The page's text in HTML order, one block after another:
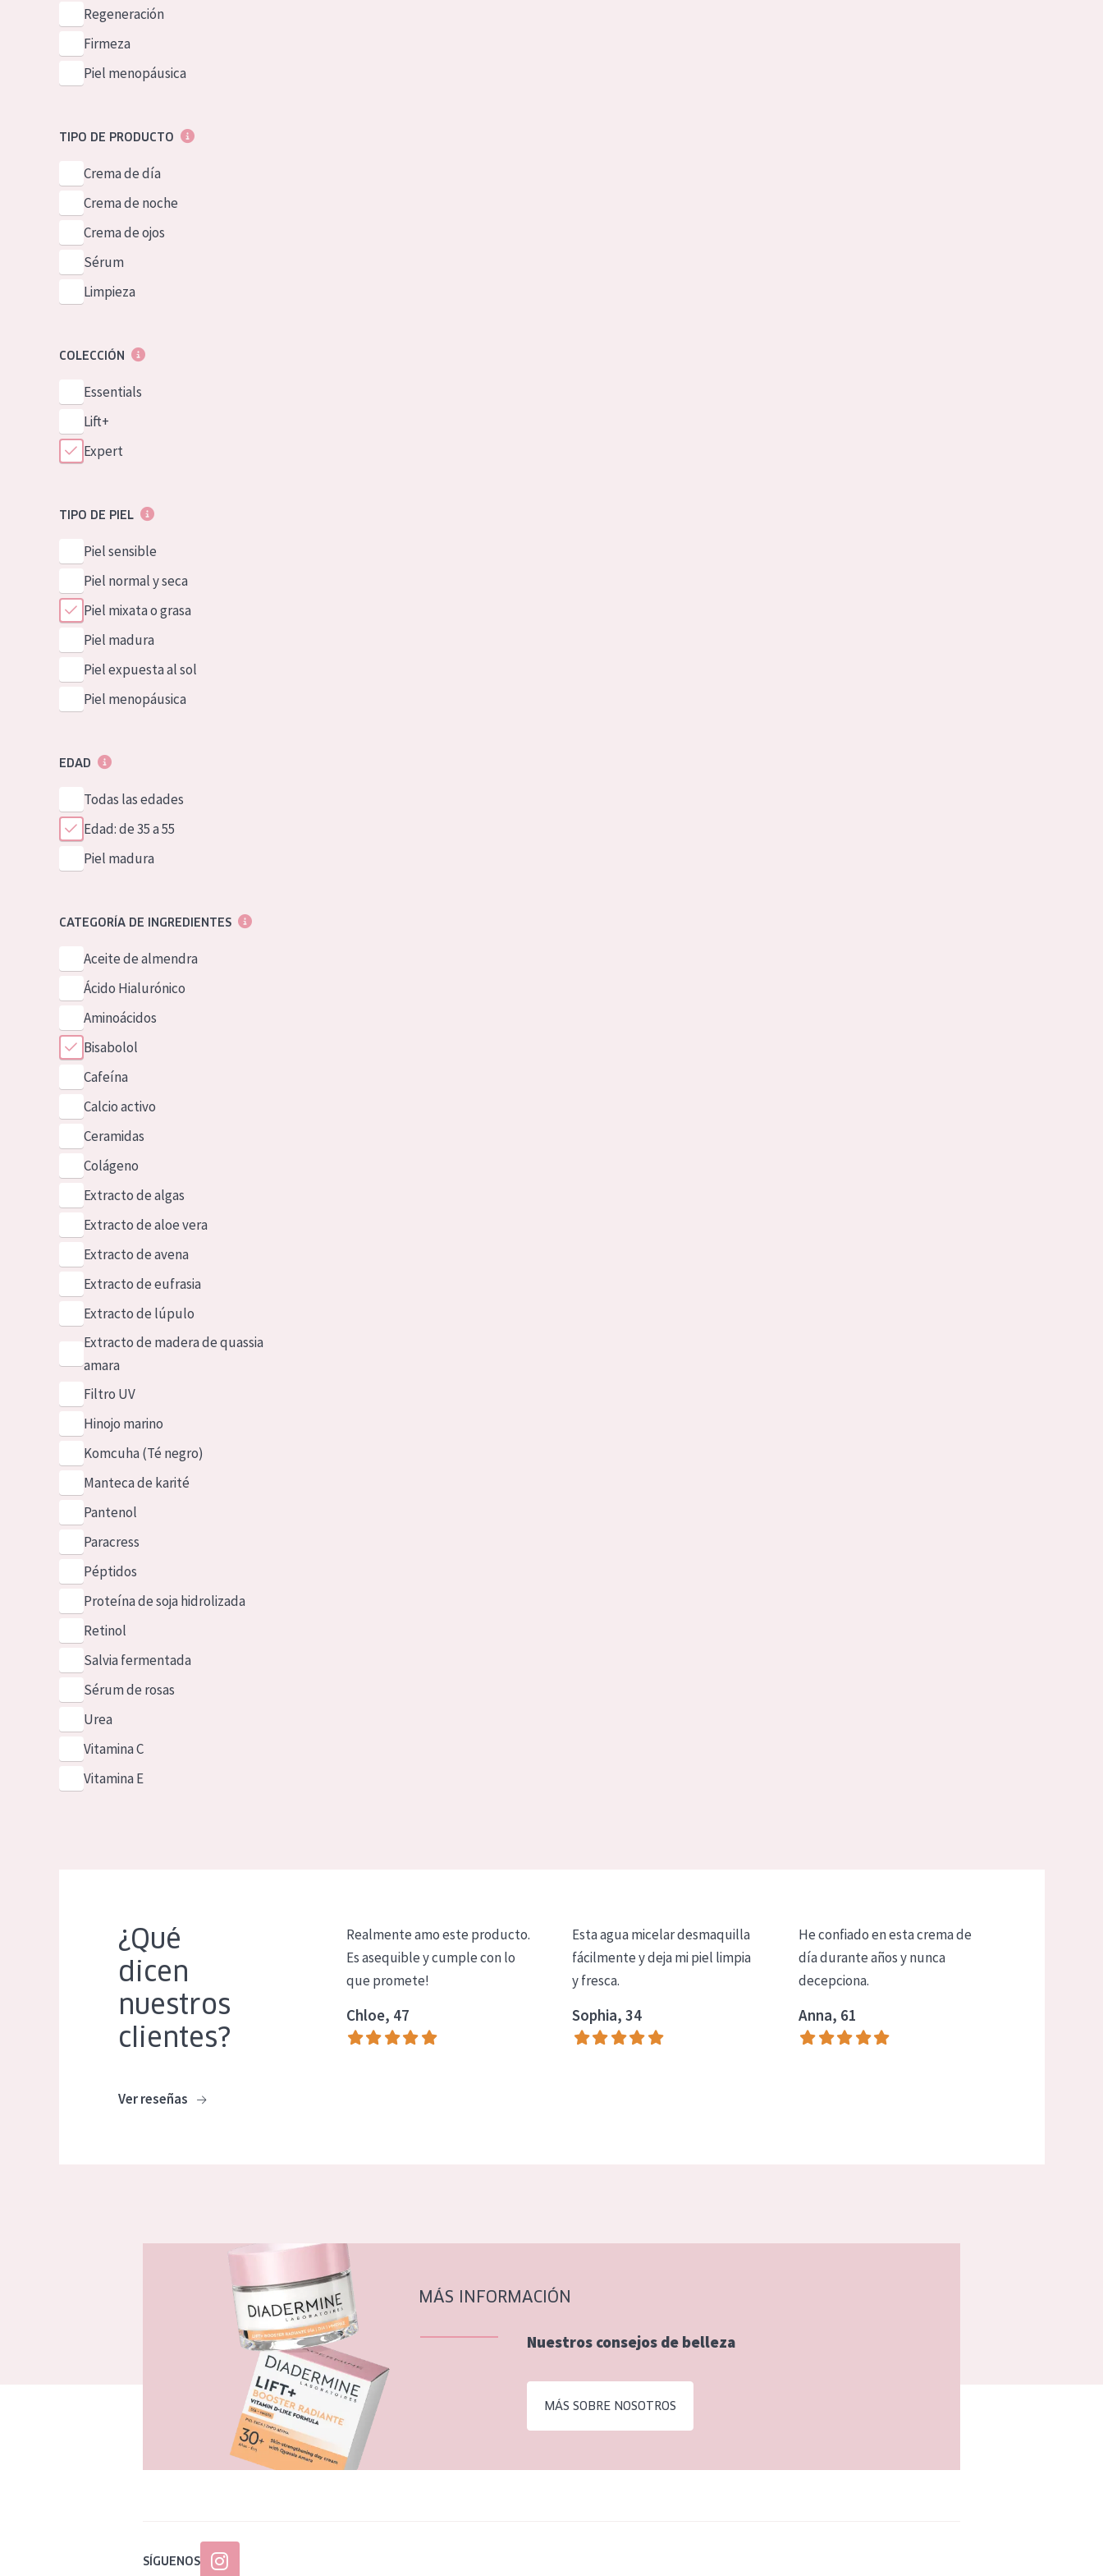
German
Spanish
Greek
Regeneración
Firmeza
Piel menopáusica
TIPO DE PRODUCTO
Crema de día
Crema de noche
Crema de ojos
Sérum
Limpieza
COLECCIÓN
Essentials
Lift+
Expert
TIPO DE PIEL
Piel sensible
Piel normal y seca
Piel mixata o grasa
Piel madura
Piel expuesta al sol
Piel menopáusica
EDAD
Todas las edades
Edad: de 35 a 55
Piel madura
CATEGORÍA DE INGREDIENTES
Aceite de almendra
Ácido Hialurónico
Aminoácidos
Bisabolol
Cafeína
Calcio activo
Ceramidas
Colágeno
Extracto de algas
Extracto de aloe vera
Extracto de avena
Extracto de eufrasia
Extracto de lúpulo
Extracto de madera de quassia
amara
Filtro UV
Hinojo marino
Komcuha (Té negro)
Manteca de karité
Pantenol
Paracress
Péptidos
Proteína de soja hidrolizada
Retinol
Salvia fermentada
Sérum de rosas
Urea
Vitamina C
Vitamina E
¿Qué
dicen
nuestros
clientes?
Ver reseñas
Realmente amo este producto.
Es asequible y cumple con lo
que promete!
Chloe, 47
Esta agua micelar desmaquilla
fácilmente y deja mi piel limpia
y fresca.
Sophia, 34
He confiado en esta crema de
día durante años y nunca
decepciona.
Anna, 61
MÁS INFORMACIÓN
Nuestros consejos de belleza
MÁS SOBRE NOSOTROS
SÍGUENOS